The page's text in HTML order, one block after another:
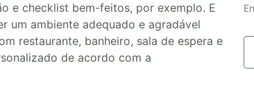
e checklist bem-feitos, por exemplo. E
um ambiente adequado e agradável
restaurante, banheiro, sala de espera e
de acordo com a